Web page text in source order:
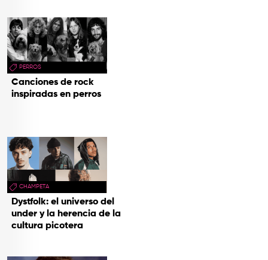
PERROS
Canciones de rock
inspiradas en perros
CHAMPETA
Dystfolk: el universo del
under y la herencia de la
cultura picotera